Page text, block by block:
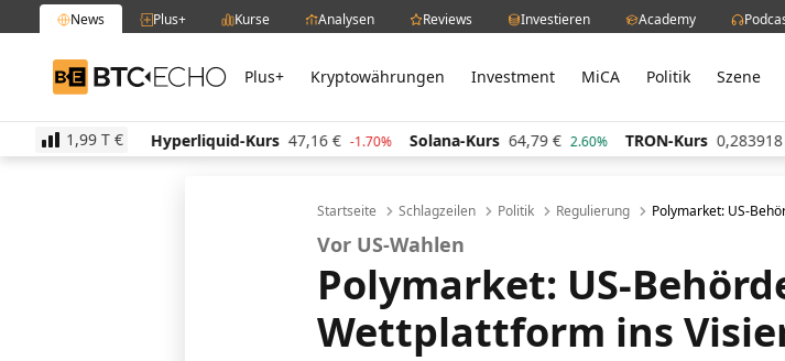
News Plus+ Kurse Analysen Reviews Investieren Academy
BTC-ECHO Plus+ Kryptowährungen Investment MiCA Politik Szene
1,99 T €
1.20% Hyperliquid-Kurs 47,16 € -1.70% Solana-Kurs 64,79 € 2.60% TRON-Kurs 0,283918 € 0.30%
Startseite Schlagzeilen Politik Regulierung Polymarket: US-
Vor US-Wahlen
Polymarket: US-
Wettplattform ins